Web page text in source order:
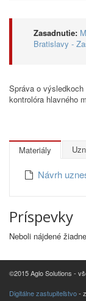
Zasadnutie:
Bratislavy -
Správa o
kontrolóra hlavného
Materiály
Návrh
Príspevky
Neboli nájdené
©2015 Aglo Solutions -
Digitálne zastupiteľstvo-